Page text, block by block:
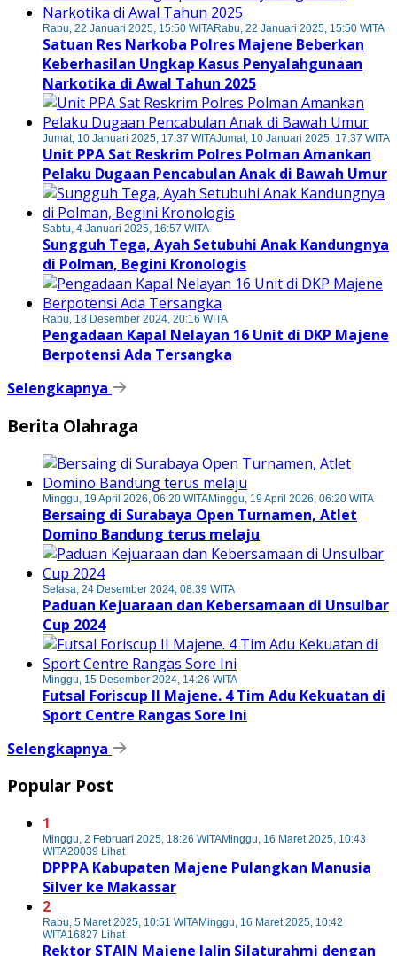
Rabu, 22 Januari 2025, 15:50 WITARabu, 22 Januari 2025, 15:50 WITA
Satuan Res Narkoba Polres Majene Beberkan
Keberhasilan Ungkap Kasus Penyalahgunaan
Narkotika di Awal Tahun 2025
Jumat, 10 Januari 2025, 17:37 WITAJumat, 10 Januari 2025, 17:37 WITA
Unit PPA Sat Reskrim Polres Polman Amankan
Pelaku Dugaan Pencabulan Anak di Bawah Umur
Sabtu, 4 Januari 2025, 16:57 WITA
Sungguh Tega, Ayah Setubuhi Anak Kandungnya
di Polman, Begini Kronologis
Rabu, 18 Desember 2024, 20:16 WITA
Pengadaan Kapal Nelayan 16 Unit di DKP Majene
Berpotensi Ada Tersangka
Selengkapnya
Berita Olahraga
Minggu, 19 April 2026, 06:20 WITAMinggu, 19 April 2026, 06:20 WITA
Bersaing di Surabaya Open Turnamen, Atlet
Domino Bandung terus melaju
Selasa, 24 Desember 2024, 08:39 WITA
Paduan Kejuaraan dan Kebersamaan di Unsulbar
Cup 2024
Minggu, 15 Desember 2024, 14:26 WITA
Futsal Foriscup II Majene. 4 Tim Adu Kekuatan di
Sport Centre Rangas Sore Ini
Selengkapnya
Popular Post
1
Minggu, 2 Februari 2025, 18:26 WITAMinggu, 16 Maret 2025, 10:43
WITA20039 Lihat
DPPPA Kabupaten Majene Pulangkan Manusia
Silver ke Makassar
2
Rabu, 5 Maret 2025, 10:51 WITAMinggu, 16 Maret 2025, 10:42
WITA16827 Lihat
Rektor STAIN Majene Jalin Silaturahmi dengan